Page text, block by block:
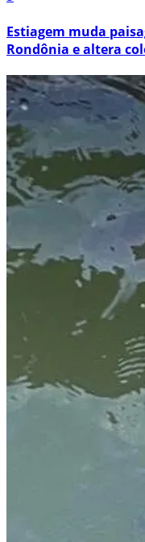
Estiagem muda
Rondônia e altera